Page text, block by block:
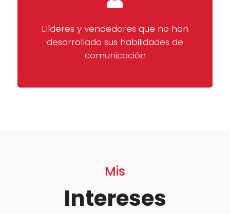
Llíderes y vendedores que no han
desarrollado sus habilidades de
comunicación
Mis
Intereses